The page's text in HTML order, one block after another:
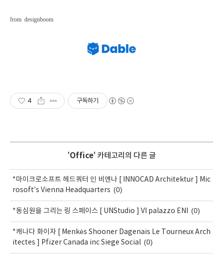
from designboom
4 구독하기
'Office' 카테고리의 다른 글
*마이크로소프트 헤드쿼터 인 비엔나 [ INNOCAD Architektur ] Mic
rosoft’s Vienna Headquarters (0)
*동심원을 그리는 링 스페이스 [ UNStudio ] VI palazzo ENI (0)
*캐나다 화이자 [ Menkès Shooner Dagenais Le Tourneux Arch
itectes ] Pfizer Canada inc Siege Social (0)